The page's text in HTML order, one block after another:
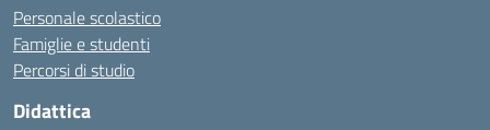
Personale scolastico
Famiglie e studenti
Percorsi di studio
Didattica